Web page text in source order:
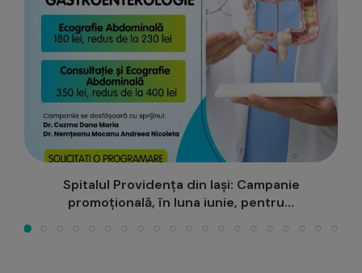
Strănut repetat sau mâncărimi persistente?
Testele alergologice te ajută să...